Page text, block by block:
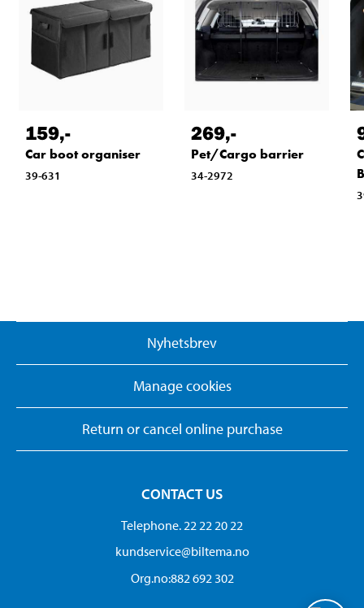
159,-
Car boot organiser
39-631
269,-
Pet/Cargo barrier
34-2972
Nyhetsbrev
Manage cookies
Return or cancel online purchase
CONTACT US
Telephone. 22 22 20 22
kundservice@biltema.no
Org.no:882 692 302